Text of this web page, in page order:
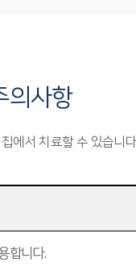
의사항
에서 치료할 수 있습니
합니다.